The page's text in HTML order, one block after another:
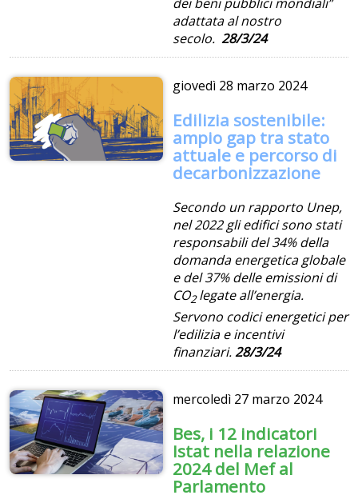
dei beni pubblici mondiali”
adattata al nostro
secolo. 28/3/24
giovedì 28 marzo 2024
Edilizia sostenibile:
ampio gap tra stato
attuale e percorso di
decarbonizzazione
Secondo un rapporto Unep,
nel 2022 gli edifici sono stati
responsabili del 34% della
domanda energetica globale
e del 37% delle emissioni di
CO2legate all’energia.
Servono codici energetici per
l’edilizia e incentivi
finanziari.28/3/24
mercoledì 27 marzo 2024
Bes, i 12 indicatori
Istat nella relazione
2024 del Mef al
Parlamento